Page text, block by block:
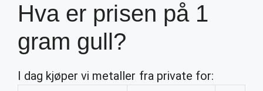
Hva er prisen på 1
gram gull?
I dag kjøper vi metaller fra private for: